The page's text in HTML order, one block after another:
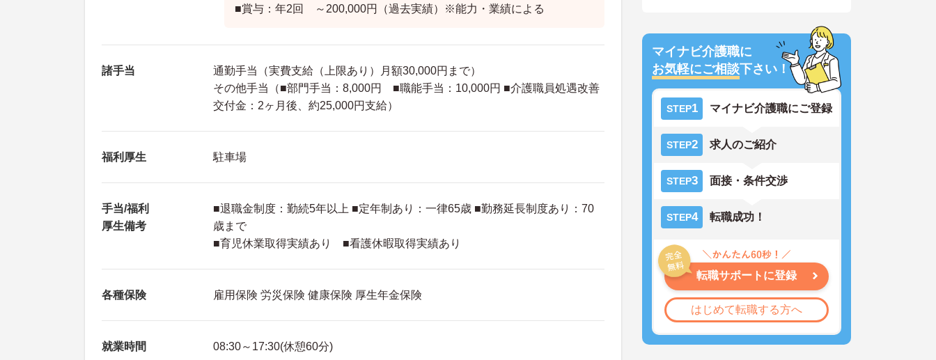
■賞与：年2回 ～200,000円（過去実績）※能力・業績による
諸手当
通勤手当（実費支給（上限あり）月額30,000円まで）
その他手当（■部門手当：8,000円 ■職能手当：10,000円 ■介護職員処遇改善
交付金：2ヶ月後、約25,000円支給）
福利厚生 駐車場
手当/福利
厚生備考
■退職金制度：勤続5年以上 ■定年制あり：一律65歳 ■勤務延長制度あり：70
歳まで
■育児休業取得実績あり ■看護休暇取得実績あり
各種保険 雇用保険 労災保険 健康保険 厚生年金保険
就業時間 08:30～17:30(休憩60分)
マイナビ介護職に
お気軽にご相談下さい！
STEP1 マイナビ介護職にご登録
STEP2 求人のご紹介
STEP3 面接・条件交渉
STEP4 転職成功！
転職サポートに登録
はじめて転職する方へ